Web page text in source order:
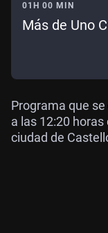
01H 00 MIN
Más de Uno
Programa que
a las 12:20
ciudad de